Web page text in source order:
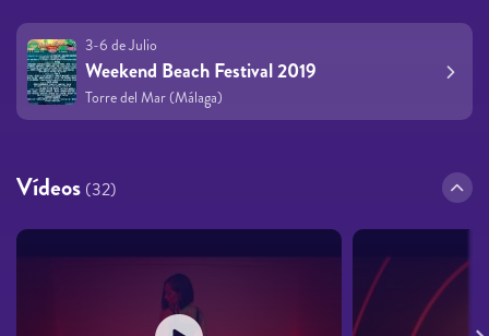
3-6 de Julio
Weekend Beach Festival 2019
Torre del Mar (Málaga)
Vídeos (32)